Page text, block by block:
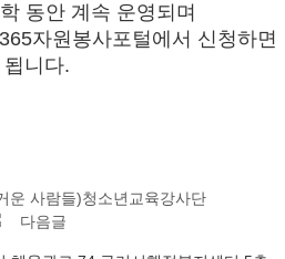
동안 계속 운영되며
자원봉사포털에서 신청하면
됩니다.
운 사람들)청소년교육강사단
다음글